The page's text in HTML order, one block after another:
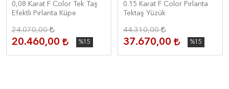
0,08 Karat F Color Tek Taş
Efektli Pırlanta Küpe
24.070,00
20.460,00 %15
0.15 Karat F Color Pırlanta
Tektaş Yüzük
44.310,00
37.670,00 %15